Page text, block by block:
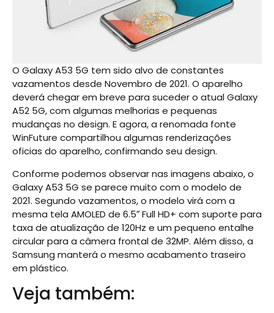
O Galaxy A53 5G tem sido alvo de constantes
vazamentos desde Novembro de 2021. O aparelho
deverá chegar em breve para suceder o atual Galaxy
A52 5G, com algumas melhorias e pequenas
mudanças no design. E agora, a renomada fonte
WinFuture compartilhou algumas renderizações
oficias do aparelho, confirmando seu design.
Conforme podemos observar nas imagens abaixo, o
Galaxy A53 5G se parece muito com o modelo de
2021. Segundo vazamentos, o modelo virá com a
mesma tela AMOLED de 6.5″ Full HD+ com suporte para
taxa de atualização de 120Hz e um pequeno entalhe
circular para a câmera frontal de 32MP. Além disso, a
Samsung manterá o mesmo acabamento traseiro
em plástico.
Veja também: